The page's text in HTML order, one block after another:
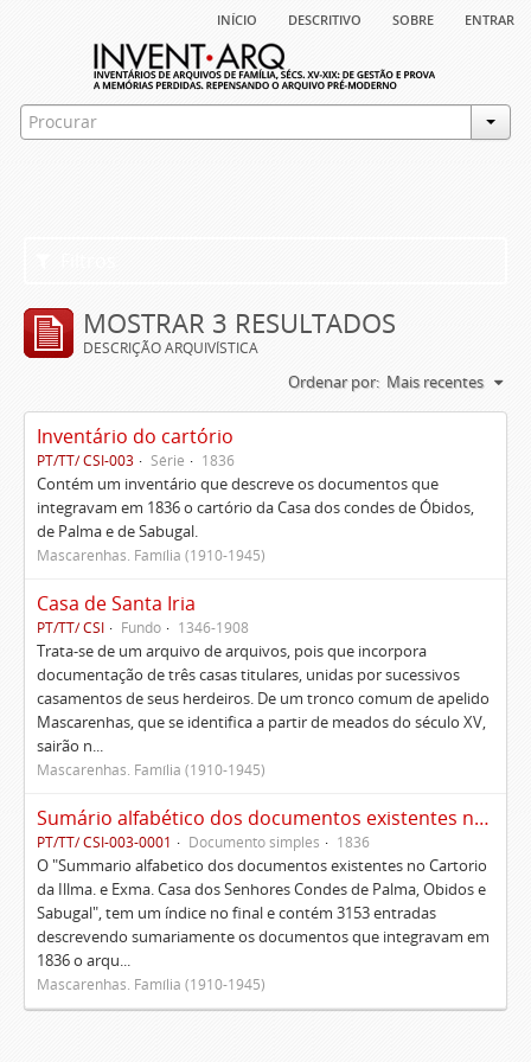
início descritivo sobre entrar
MOSTRAR 3 RESULTADOS
DESCRIÇÃO ARQUIVÍSTICA
Ordenar por: Mais recentes
Inventário do cartório
PT/TT/ CSI-003 Série 1836
Contém um inventário que descreve os documentos que
integravam em 1836 o cartório da Casa dos condes de Óbidos,
de Palma e de Sabugal.
Mascarenhas. Família (1910-1945)
Casa de Santa Iria
PT/TT/ CSI Fundo 1346-1908
Trata-se de um arquivo de arquivos, pois que incorpora
documentação de três casas titulares, unidas por sucessivos
casamentos de seus herdeiros. De um tronco comum de apelido
Mascarenhas, que se identifica a partir de meados do século XV,
sairão n...
Mascarenhas. Família (1910-1945)
Sumário alfabético dos documentos existentes no Cartório da Ilustríssima e Excelentíssima Casa dos senhores condes de Palma, Óbidos e Sabugal
PT/TT/ CSI-003-0001 Documento simples 1836
O "Summario alfabetico dos documentos existentes no Cartorio
da Illma. e Exma. Casa dos Senhores Condes de Palma, Obidos e
Sabugal", tem um índice no final e contém 3153 entradas
descrevendo sumariamente os documentos que integravam em
1836 o arqu...
Mascarenhas. Família (1910-1945)